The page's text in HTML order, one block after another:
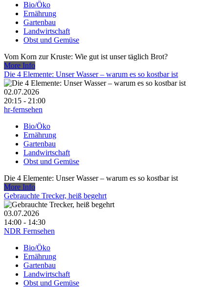
Bio/Öko
Ernährung
Gartenbau
Landwirtschaft
Obst und Gemüse
Vom Korn zur Kruste: Wie gut ist unser täglich Brot?
More Info
Die 4 Elemente: Unser Wasser – warum es so kostbar ist
02.07.2026
20:15 - 21:00
hr-fernsehen
Bio/Öko
Ernährung
Gartenbau
Landwirtschaft
Obst und Gemüse
Die 4 Elemente: Unser Wasser – warum es so kostbar ist
More Info
Gebrauchte Trecker, heiß begehrt
03.07.2026
14:00 - 14:30
NDR Fernsehen
Bio/Öko
Ernährung
Gartenbau
Landwirtschaft
Obst und Gemüse